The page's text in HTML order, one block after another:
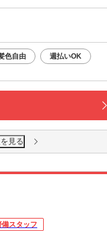
色自由 週払いOK
見る
備スタッフ